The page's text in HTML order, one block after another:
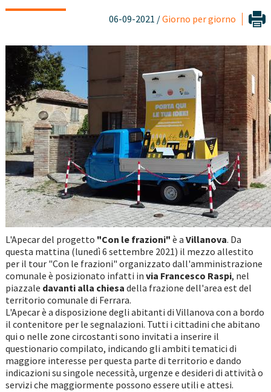
06-09-2021 /Giorno per giorno
L'Apecar del progetto "Con le frazioni" è a Villanova. Da
questa mattina (lunedì 6 settembre 2021) il mezzo allestito
per il tour "Con le frazioni" organizzato dall'amministrazione
comunale è posizionato infatti in via Francesco Raspi, nel
piazzale davantialla chiesa della frazione dell'area est del
territorio comunale di Ferrara.
L'Apecar è a disposizione degli abitanti di Villanova con a bordo
il contenitore per le segnalazioni. Tutti i cittadini che abitano
qui o nelle zone circostanti sono invitati a inserire il
questionario compilato, indicando gli ambiti tematici di
maggiore interesse per questa parte di territorio e dando
indicazioni su singole necessità, urgenze e desideri di attività o
servizi che maggiormente possono essere utili e attesi.